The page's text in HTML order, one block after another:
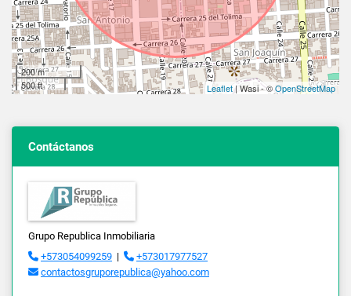
200 m
500 ft
Leaflet| Wasi - ©OpenStreetMap
Contáctanos
Grupo Republica Inmobiliaria
+573054099259 |
+573017977527
contactosgruporepublica@yahoo.com